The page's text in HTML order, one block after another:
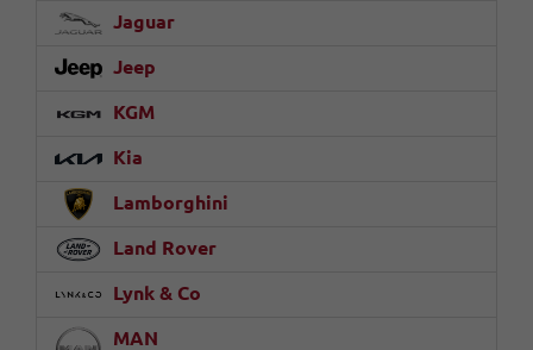
Jaguar
Jeep
KGM
Kia
Lamborghini
Land Rover
Lynk & Co
MAN